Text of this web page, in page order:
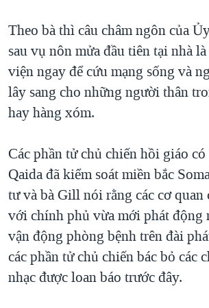
Theo bà thì câu châm ngôn của
sau vụ nôn mửa đầu tiên tại nhà
viện ngay để cứu mạng sống và
lây sang cho những người thân
hay hàng xóm.
Các phần tử chủ chiến hồi giáo
Qaida đã kiểm soát miền bắc
tư và bà Gill nói rằng các cơ quan
với chính phủ vừa mới phát động
vận động phòng bệnh trên đài
các phần tử chủ chiến bác bỏ các
nhạc được loan báo trước đây.